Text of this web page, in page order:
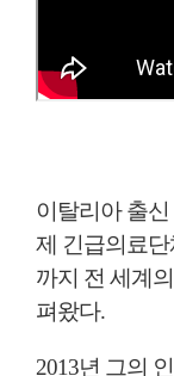
이탈리아 출
제 긴급의료단
까지 전 세계
펴왔다.
2013년 그의